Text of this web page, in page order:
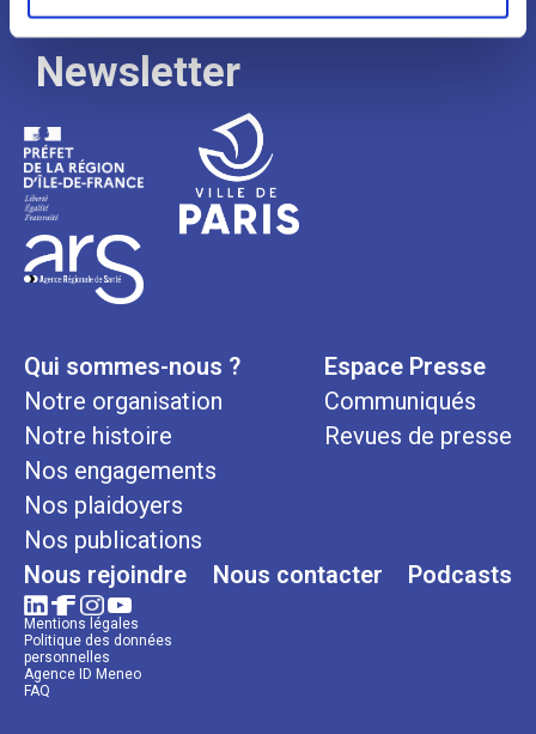
Newsletter
Qui sommes-nous ?
Notre organisation
Notre histoire
Nos engagements
Nos plaidoyers
Nos publications
Espace Presse
Communiqués
Revues de presse
Nous rejoindre Nous contacter Podcasts
Mentions légales
Politique des données
personnelles
Agence ID Meneo
FAQ